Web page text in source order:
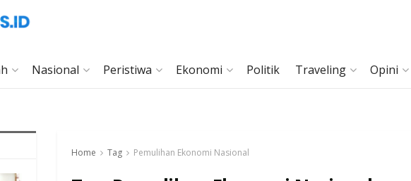
Nasional Peristiwa Ekonomi Politik Traveling Opini
Home Tag Pemulihan Ekonomi Nasional